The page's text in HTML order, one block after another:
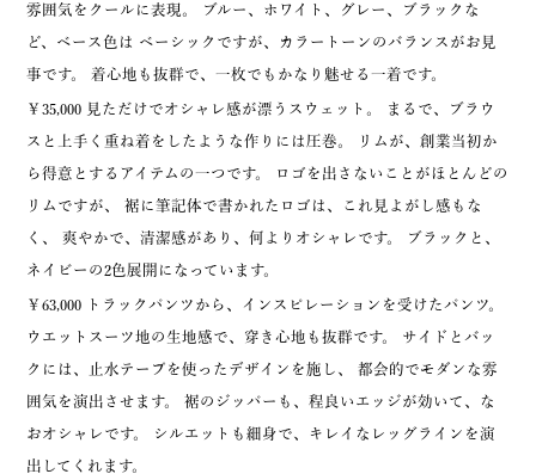
雰囲気をクールに表現。 ブルー、ホワイト、グレー、ブラックな
ど、ベース色は ベーシックですが、カラートーンのバランスがお見
事です。 着心地も抜群で、一枚でもかなり魅せる一着です。
￥35,000 見ただけでオシャレ感が漂うスウェット。 まるで、ブラウ
スと上手く重ね着をしたような作りには圧巻。 リムが、創業当初か
ら得意とするアイテムの一つです。 ロゴを出さないことがほとんどの
リムですが、 裾に筆記体で書かれたロゴは、これ見よがし感もな
く、 爽やかで、清潔感があり、何よりオシャレです。 ブラックと、
ネイビーの2色展開になっています。
￥63,000 トラックパンツから、インスピレーションを受けたパンツ。
ウエットスーツ地の生地感で、穿き心地も抜群です。 サイドとバッ
クには、止水テープを使ったデザインを施し、 都会的でモダンな雰
囲気を演出させます。 裾のジッパーも、程良いエッジが効いて、な
おオシャレです。 シルエットも細身で、キレイなレッグラインを演
出してくれます。